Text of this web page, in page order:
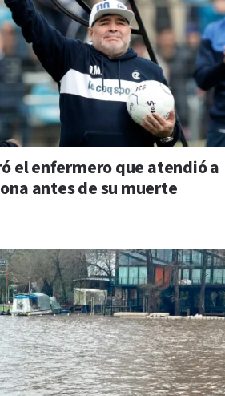
el enfermero que atendió a
antes de su muerte